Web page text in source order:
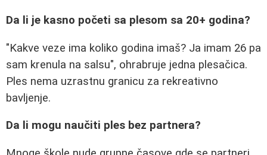
Da li je kasno početi sa plesom sa 20+ godina?
"Kakve veze ima koliko godina imaš? Ja imam 26 pa
sam krenula na salsu", ohrabruje jedna plesačica.
Ples nema uzrastnu granicu za rekreativno
bavljenje.
Da li mogu naučiti ples bez partnera?